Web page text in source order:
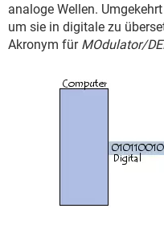
analoge Wellen.
um sie in digitale zu
Akronym für MOdulator/